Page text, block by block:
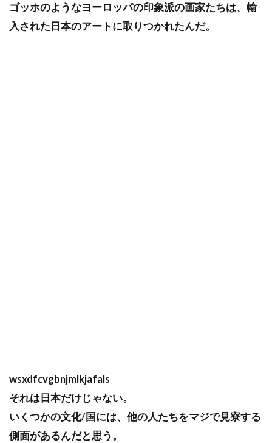
ゴッホのようなヨーロッパの印象派の画家たちは、輸
入された日本のアートに取りつかれたんだ。
wsxdfcvgbnjmlkjafals
それは日本だけじゃない。
いくつかの文化/国には、他の人たちをマジで見寮する
側面があるんだと思う。